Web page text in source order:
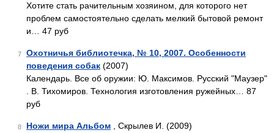
Хотите стать рачительным хозяином, для которого нет
проблем самостоятельно сделать мелкий бытовой ремонт
и… 47 руб
7
Охотничья библиотечка, № 10, 2007. Особенности
поведения собак (2007)
Календарь. Все об оружии: Ю. Максимов. Русский "Маузер"
. В. Тихомиров. Технология изготовления ружейных… 87
руб
8 Ножи мира Альбом , Скрылев И. (2009)